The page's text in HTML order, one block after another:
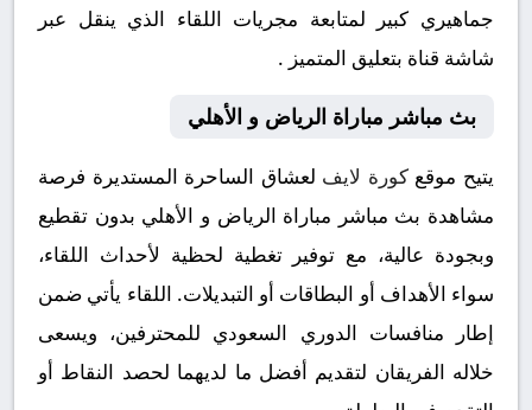
جماهيري كبير لمتابعة مجريات اللقاء الذي ينقل عبر
شاشة قناة بتعليق المتميز .
بث مباشر مباراة الرياض و الأهلي
يتيح موقعكورة لايف لعشاق الساحرة المستديرة فرصة
مشاهدة بث مباشر مباراة الرياض و الأهلي بدون تقطيع
وبجودة عالية، مع توفير تغطية لحظية لأحداث اللقاء،
سواء الأهداف أو البطاقات أو التبديلات. اللقاء يأتي ضمن
إطار منافسات الدوري السعودي للمحترفين، ويسعى
خلاله الفريقان لتقديم أفضل ما لديهما لحصد النقاط أو